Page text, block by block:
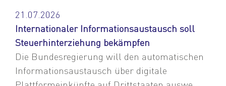
21.07.2026
Internationaler Informationsaustausch soll
Steuerhinterziehung bekämpfen
Die Bundesregierung will den automatischen
Informationsaustausch über digitale